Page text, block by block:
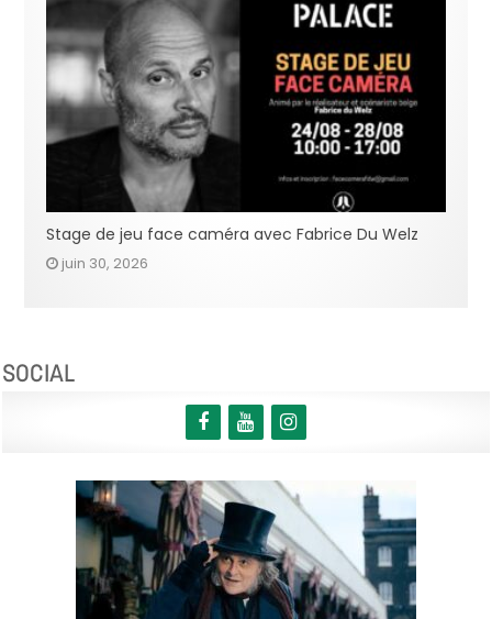
Stage de jeu face caméra avec Fabrice Du Welz
juin 30, 2026
SOCIAL